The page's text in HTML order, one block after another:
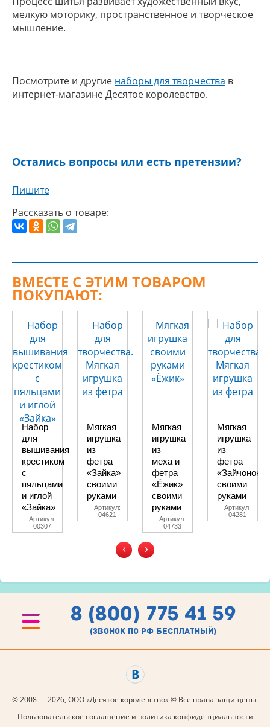
мелкую моторику, пространственное и творческое
мышление.
Посмотрите и другие наборы для творчества в
интернет-магазине Десятое королевство.
Остались вопросы или есть претензии?
Пишите
Рассказать о товаре:
ВМЕСТЕ С ЭТИМ ТОВАРОМ
ПОКУПАЮТ:
Набор
для
вышивания
крестиком
с
пяльцами
и иглой
«Зайка»
Артикул:
00307
Мягкая
игрушка
из
фетра
«Зайка»
своими
руками
Артикул:
04621
Мягкая
игрушка
из
меха и
фетра
«Ёжик»
своими
руками
Артикул:
04733
Мягкая
игрушка
из
фетра
«Зайчонок»
своими
руками
Артикул:
04281
‹ ›
8 (800) 775 41 59
(звонок по рф бесплатный)
© 2008 — 2026, ООО «Десятое королевство» © Все права защищены.
Пользовательское соглашение и политика конфиденциальности